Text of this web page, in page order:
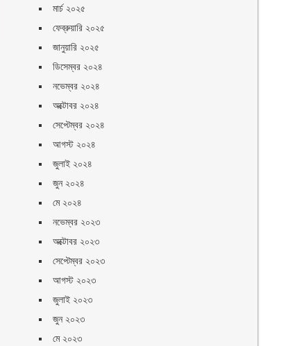
মার্চ ২০২৫
ফেব্রুয়ারি ২০২৫
জানুয়ারি ২০২৫
ডিসেম্বর ২০২৪
নভেম্বর ২০২৪
অক্টোবর ২০২৪
সেপ্টেম্বর ২০২৪
আগস্ট ২০২৪
জুলাই ২০২৪
জুন ২০২৪
মে ২০২৪
নভেম্বর ২০২৩
অক্টোবর ২০২৩
সেপ্টেম্বর ২০২৩
আগস্ট ২০২৩
জুলাই ২০২৩
জুন ২০২৩
মে ২০২৩